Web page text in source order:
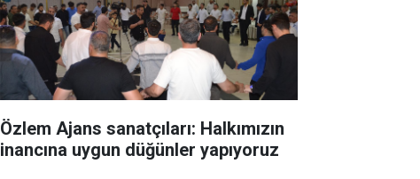
Özlem Ajans sanatçıları: Halkımızın
inancına uygun düğünler yapıyoruz